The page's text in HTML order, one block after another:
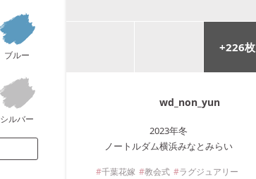
ブルー
シルバー
+226枚
wd_non_yun
2023年冬
ノートルダム横浜みなとみらい
千葉花嫁 教会式
ラグジュアリー